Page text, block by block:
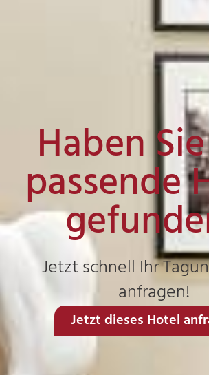
Haben
passende
Jetzt schnell Ihr
anfragen!
Jetzt dieses Hotel